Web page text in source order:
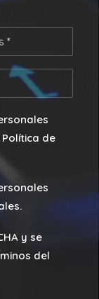
de
y se
del